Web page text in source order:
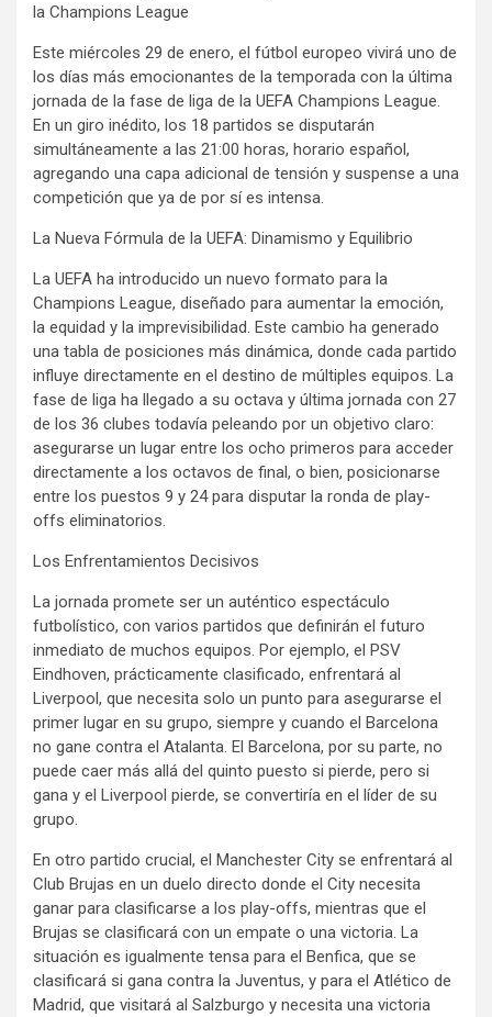
la Champions League
Este miércoles 29 de enero, el fútbol europeo vivirá uno de
los días más emocionantes de la temporada con la última
jornada de la fase de liga de la UEFA Champions League.
En un giro inédito, los 18 partidos se disputarán
simultáneamente a las 21:00 horas, horario español,
agregando una capa adicional de tensión y suspense a una
competición que ya de por sí es intensa.
La Nueva Fórmula de la UEFA: Dinamismo y Equilibrio
La UEFA ha introducido un nuevo formato para la
Champions League, diseñado para aumentar la emoción,
la equidad y la imprevisibilidad. Este cambio ha generado
una tabla de posiciones más dinámica, donde cada partido
influye directamente en el destino de múltiples equipos. La
fase de liga ha llegado a su octava y última jornada con 27
de los 36 clubes todavía peleando por un objetivo claro:
asegurarse un lugar entre los ocho primeros para acceder
directamente a los octavos de final, o bien, posicionarse
entre los puestos 9 y 24 para disputar la ronda de play-
offs eliminatorios.
Los Enfrentamientos Decisivos
La jornada promete ser un auténtico espectáculo
futbolístico, con varios partidos que definirán el futuro
inmediato de muchos equipos. Por ejemplo, el PSV
Eindhoven, prácticamente clasificado, enfrentará al
Liverpool, que necesita solo un punto para asegurarse el
primer lugar en su grupo, siempre y cuando el Barcelona
no gane contra el Atalanta. El Barcelona, por su parte, no
puede caer más allá del quinto puesto si pierde, pero si
gana y el Liverpool pierde, se convertiría en el líder de su
grupo.
En otro partido crucial, el Manchester City se enfrentará al
Club Brujas en un duelo directo donde el City necesita
ganar para clasificarse a los play-offs, mientras que el
Brujas se clasificará con un empate o una victoria. La
situación es igualmente tensa para el Benfica, que se
clasificará si gana contra la Juventus, y para el Atlético de
Madrid, que visitará al Salzburgo y necesita una victoria